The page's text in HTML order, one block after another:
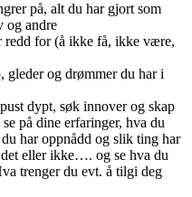
på, alt du har gjort som
og andre
redd for (å ikke få, ikke være,
gleder og drømmer du har i
dypt, søk innover og skap
på dine erfaringer, hva du
har oppnådd og slik ting har
eller ikke…. og se hva du
trenger du evt. å tilgi deg